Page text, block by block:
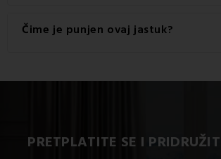
Za najbolje rezultate preporučuje se pranje
proizvoda na 30 °C.
Čime je punjen ovaj jastuk?
PRETPLATITE SE I